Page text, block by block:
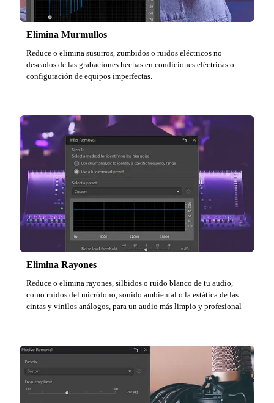
Elimina Murmullos
Reduce o elimina susurros, zumbidos o ruidos eléctricos no
deseados de las grabaciones hechas en condiciones eléctricas o
configuración de equipos imperfectas.
Elimina Rayones
Reduce o elimina rayones, silbidos o ruido blanco de tu audio,
como ruidos del micrófono, sonido ambiental o la estática de las
cintas y vinilos análogos, para un audio más limpio y profesional